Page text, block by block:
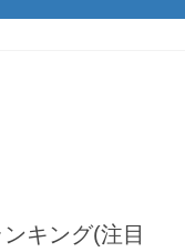
キング(注目